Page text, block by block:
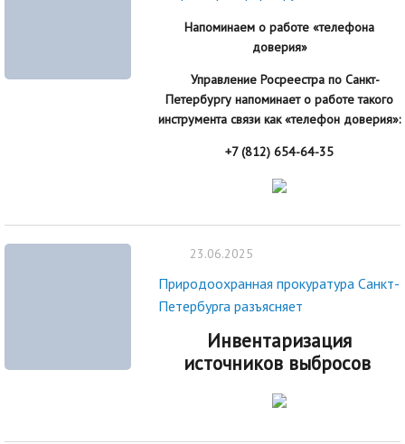
Напоминаем о работе «телефона
доверия»
Управление Росреестра по Санкт-
Петербургу напоминает о работе такого
инструмента связи как «телефон доверия»:
+7 (812) 654-64-35
23.06.2025
Природоохранная прокуратура Санкт-
Петербурга разъясняет
Инвентаризация
источников выбросов